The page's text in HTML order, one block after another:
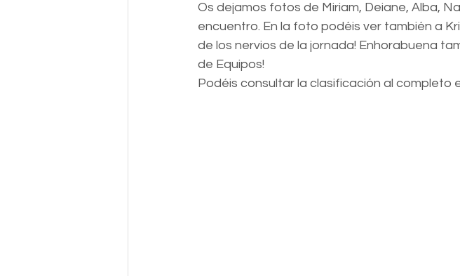
Os dejamos fotos de Miriam, Deiane, Alba,
encuentro. En la foto podéis ver también a
de los nervios de la jornada! Enhorabuena
de Equipos!
Podéis consultar la clasificación al completo